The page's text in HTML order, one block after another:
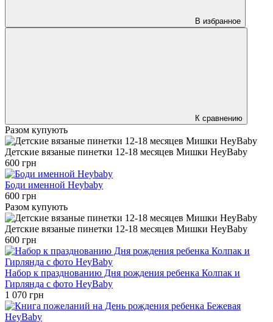
В избранное
К сравнению
Разом купують
Детские вязаные пинетки 12-18 месяцев Мишки HeyBaby
600 грн
Боди именной Heybaby
600 грн
Разом купують
Детские вязаные пинетки 12-18 месяцев Мишки HeyBaby
600 грн
Набор к празднованию Дня рождения ребенка Колпак и
Гирлянда с фото HeyBaby
1 070 грн